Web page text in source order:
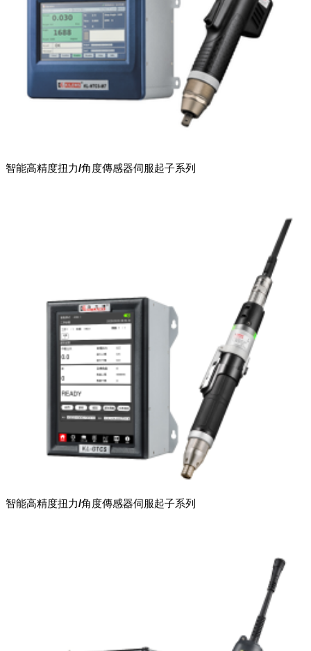
智能高精度扭力/角度傳感器伺服起子系列
智能高精度扭力/角度傳感器伺服起子系列